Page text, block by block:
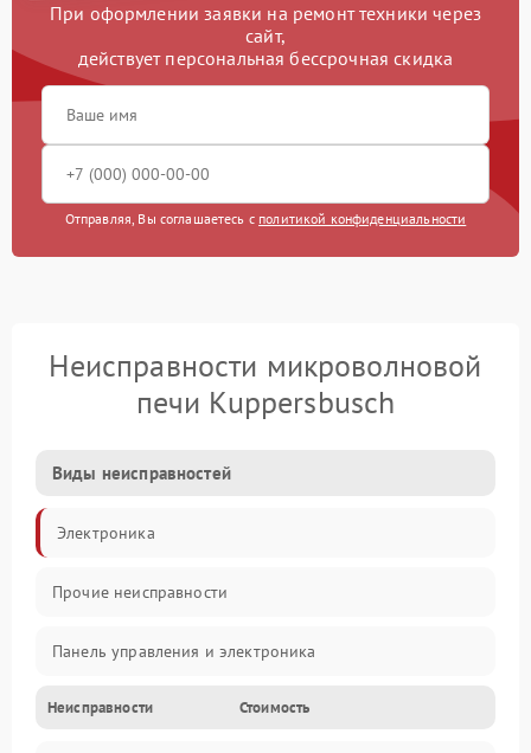
При оформлении заявки на ремонт техники через
сайт,
действует персональная бессрочная скидка
Отправляя, Вы соглашаетесь с политикой конфиденциальности
Неисправности микроволновой
печи Kuppersbusch
Виды неисправностей
Электроника
Прочие неисправности
Панель управления и электроника
Дверца и корпус
Неисправности Стоимость